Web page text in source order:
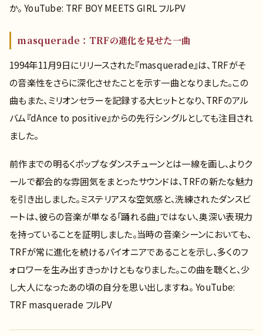
か。 YouTube: TRF BOY MEETS GIRL フルPV
masquerade：TRFの進化を見せた一曲
1994年11月9日にリリースされた『masquerade』は、TRFがそ
の音楽性をさらに深化させたことを示す一曲となりました。この
曲もまた、ミリオンセラーを記録する大ヒットとなり、TRFのアル
バム『dAnce to positive』からの先行シングルとしても注目され
ました。
前作までの明るくポップなダンスチューンとは一線を画し、よりク
ールで都会的な雰囲気をまとったサウンドは、TRFの新たな魅力
を引き出しました。ミステリアスな空気感と、洗練されたダンスビ
ートは、彼らの音楽が単なる「踊れる曲」ではない、奥深い表現力
を持っていることを証明しました。当時の音楽シーンにおいても、
TRFが常に進化を続けるパイオニアであることを示し、多くのフ
ォロワーを生み出すきっかけともなりました。この曲を聴くと、少
し大人になったあの頃の自分を思い出しますね。 YouTube:
TRF masquerade フルPV